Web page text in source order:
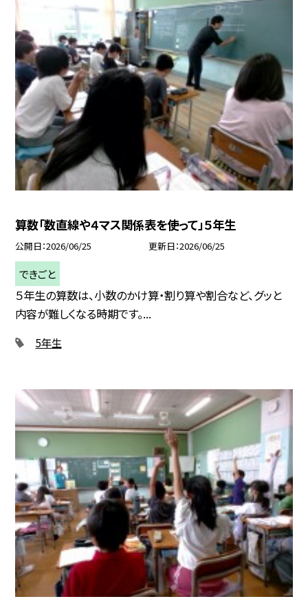
算数「数直線や４マス関係表を使って」５年生
公開日 2026/06/25 更新日 2026/06/25
できごと
５年生の算数は、小数のかけ算・割り算や割合など、グッと
内容が難しくなる時期です。...
5年生